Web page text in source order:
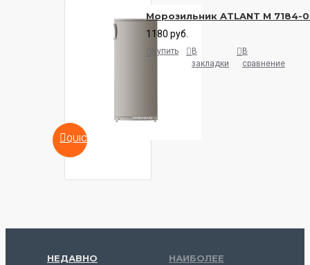
QUICKVIEW
Морозильник ATLANT М 7184-
1180 руб.
Купить
В
закладки
В
сравнение
НЕДАВНО
НАИБОЛЕЕ